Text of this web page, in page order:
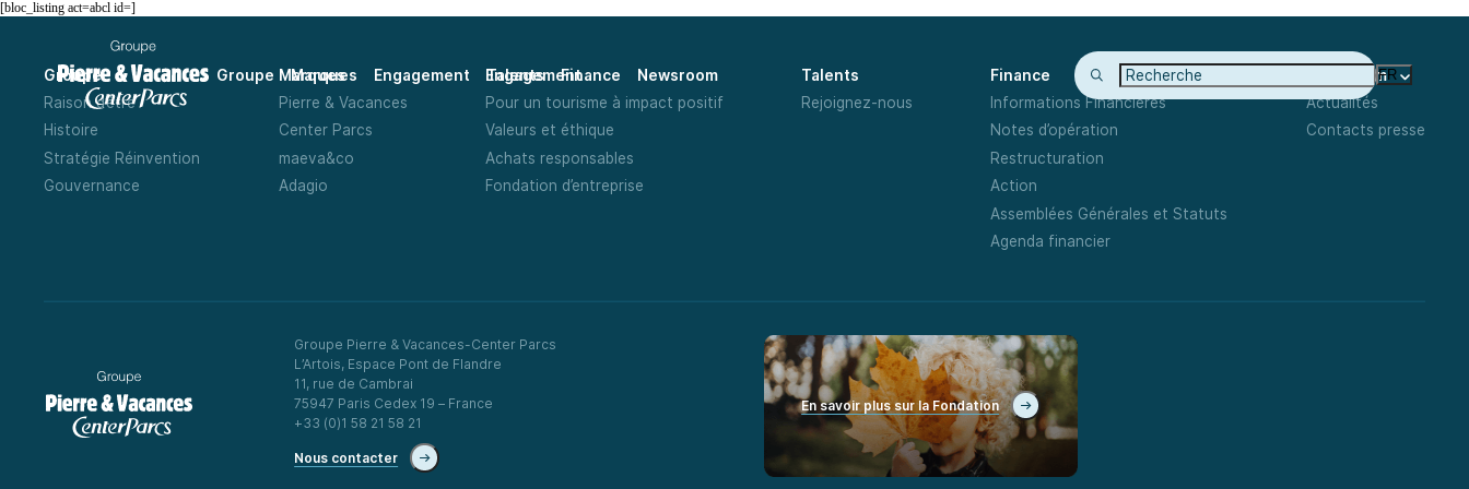
Groupe Marques Engagement Talents Finance Newsroom FR
[bloc_listing act=abcl id=]
Groupe
Raison d’être
Histoire
Stratégie Réinvention
Gouvernance
Marques
Pierre & Vacances
Center Parcs
maeva&co
Adagio
Engagement
Pour un tourisme à impact positif
Valeurs et éthique
Achats responsables
Fondation d’entreprise
Talents
Rejoignez-nous
Finance
Informations Financières
Notes d’opération
Restructuration
Action
Assemblées Générales et Statuts
Agenda financier
Newsroom
Actualités
Contacts presse
Groupe Pierre & Vacances-Center Parcs
L’Artois, Espace Pont de Flandre
11, rue de Cambrai
75947 Paris Cedex 19 – France
+33 (0)1 58 21 58 21
Nous contacter
En savoir plus sur la Fondation